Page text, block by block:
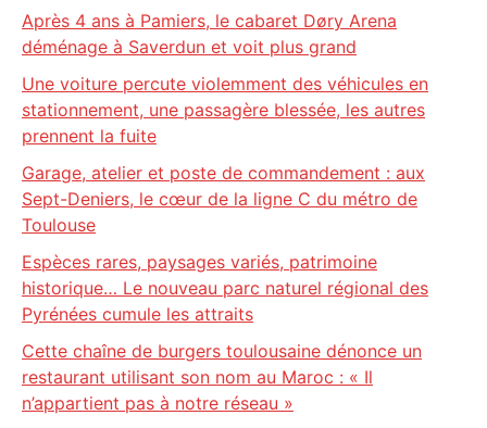
Après 4 ans à Pamiers, le cabaret Døry Arena
déménage à Saverdun et voit plus grand
Une voiture percute violemment des véhicules en
stationnement, une passagère blessée, les autres
prennent la fuite
Garage, atelier et poste de commandement : aux
Sept-Deniers, le cœur de la ligne C du métro de
Toulouse
Espèces rares, paysages variés, patrimoine
historique… Le nouveau parc naturel régional des
Pyrénées cumule les attraits
Cette chaîne de burgers toulousaine dénonce un
restaurant utilisant son nom au Maroc : « Il
n’appartient pas à notre réseau »